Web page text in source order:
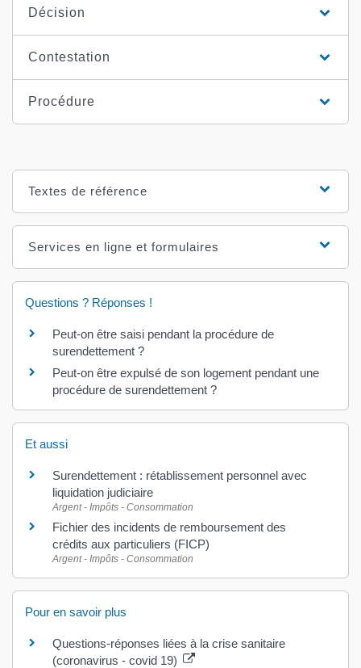
Décision
Contestation
Procédure
Textes de référence
Services en ligne et formulaires
Questions ? Réponses !
Peut-on être saisi pendant la procédure de
surendettement ?
Peut-on être expulsé de son logement pendant une
procédure de surendettement ?
Et aussi
Surendettement : rétablissement personnel avec
liquidation judiciaire
Argent - Impôts - Consommation
Fichier des incidents de remboursement des
crédits aux particuliers (FICP)
Argent - Impôts - Consommation
Pour en savoir plus
Questions-réponses liées à la crise sanitaire
(coronavirus - covid 19)